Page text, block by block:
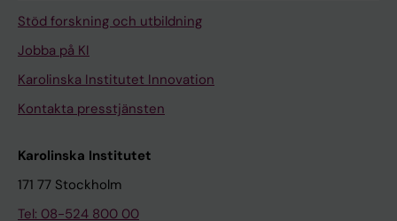
Stöd forskning och utbildning
Jobba på KI
Karolinska Institutet Innovation
Kontakta presstjänsten
Karolinska Institutet
171 77 Stockholm
Tel: 08-524 800 00